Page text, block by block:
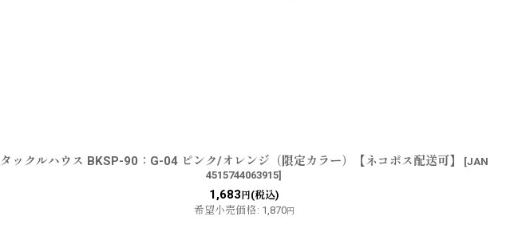
タックルハウス BKSP-90：G-04 ピンク/オレンジ（限定カラー）【ネコポス配送可】 [JAN
4515744063915]
1,683 円(税込)
希望小売価格: 1,870円